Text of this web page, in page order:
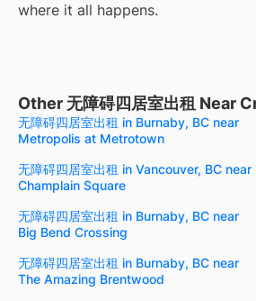
where it all happens.
Other 无障碍四居室出租 Near
无障碍四居室出租 in Burnaby, BC near
Metropolis at Metrotown
无障碍四居室出租 in Vancouver, BC near
Champlain Square
无障碍四居室出租 in Burnaby, BC near
Big Bend Crossing
无障碍四居室出租 in Burnaby, BC near
The Amazing Brentwood